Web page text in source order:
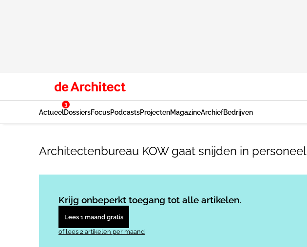
Actueel
3
DossiersFocusPodcastsProjectenMagazineArchiefBedrijven
Architectenbureau KOW gaat snijden in personeel
Krijg onbeperkt toegang tot alle artikelen.
Lees 1 maand gratis
of lees 2 artikelen per maand